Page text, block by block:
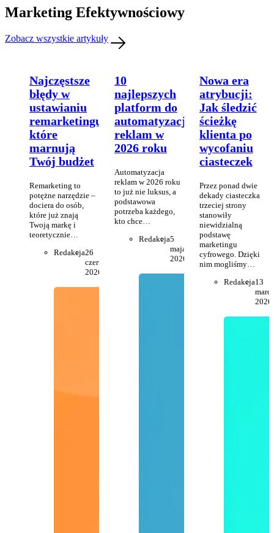
Marketing Efektywnościowy
Zobacz wszystkie artykuły
Najczęstsze
błędy w
ustawianiu
remarketingu,
które
marnują
Twój budżet
Remarketing to
potężne narzędzie –
dociera do osób,
które już znają
Twoją markę i
teoretycznie…
Redakcja26
czerwca
2026
10
najlepszych
platform do
automatyzacji
reklam w
2026 roku
Automatyzacja
reklam w 2026 roku
to już nie luksus, a
podstawowa
potrzeba każdego,
kto chce…
Redakcja5
maja
2026
Nowa era
atrybucji:
Jak śledzić
ścieżkę
klienta po
wycofaniu
ciasteczek
Przez ponad dwie
dekady ciasteczka
trzeciej strony
stanowiły
niewidzialną
podstawę
marketingu
cyfrowego. Dzięki
nim mogliśmy…
Redakcja13
marca
2026